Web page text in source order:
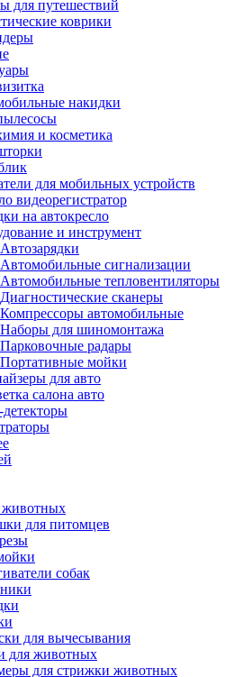
для путешествий
коврики
накидки
и косметика
для мобильных устройств
видеорегистратор
на автокресло
и инструмент
Автозарядки
Автомобильные сигнализации
Автомобильные тепловентиляторы
Диагностические сканеры
Компрессоры автомобильные
Наборы для шиномонтажа
Парковочные радары
Портативные мойки
для авто
салона авто
детекторы
животных
для питомцев
собак
для вычесывания
для животных
для стрижки животных